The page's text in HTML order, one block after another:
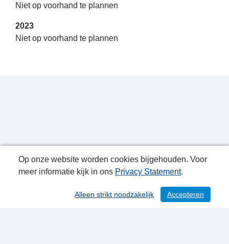
Niet op voorhand te plannen
2023
Niet op voorhand te plannen
/ 215
Publicatiedatum: 15-09-2022
Op onze website worden cookies bijgehouden. Voor
meer informatie kijk in ons Privacy Statement.
Accepteren
Alleen strikt noodzakelijk